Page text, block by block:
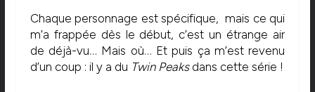
Chaque personnage est spécifique, mais ce qui
m’a frappée dès le début, c’est un étrange air
de déjà-vu… Mais où… Et puis ça m’est revenu
d’un coup : il y a du Twin Peaksdans cette série !